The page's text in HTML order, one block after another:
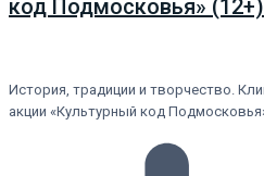
код Подмосковья» (12+)
История, традиции и творчество.
акции «Культурный код